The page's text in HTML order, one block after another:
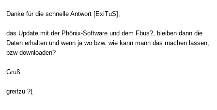
Danke für die schnelle Antwort [ExiTuS],
das Update mit der Phönix-Software und dem Fbus?, bleiben dann die
Daten erhalten und wenn ja wo bzw. wie kann mann das machen lassen,
bzw downloaden?
Gruß
greifzu ?(